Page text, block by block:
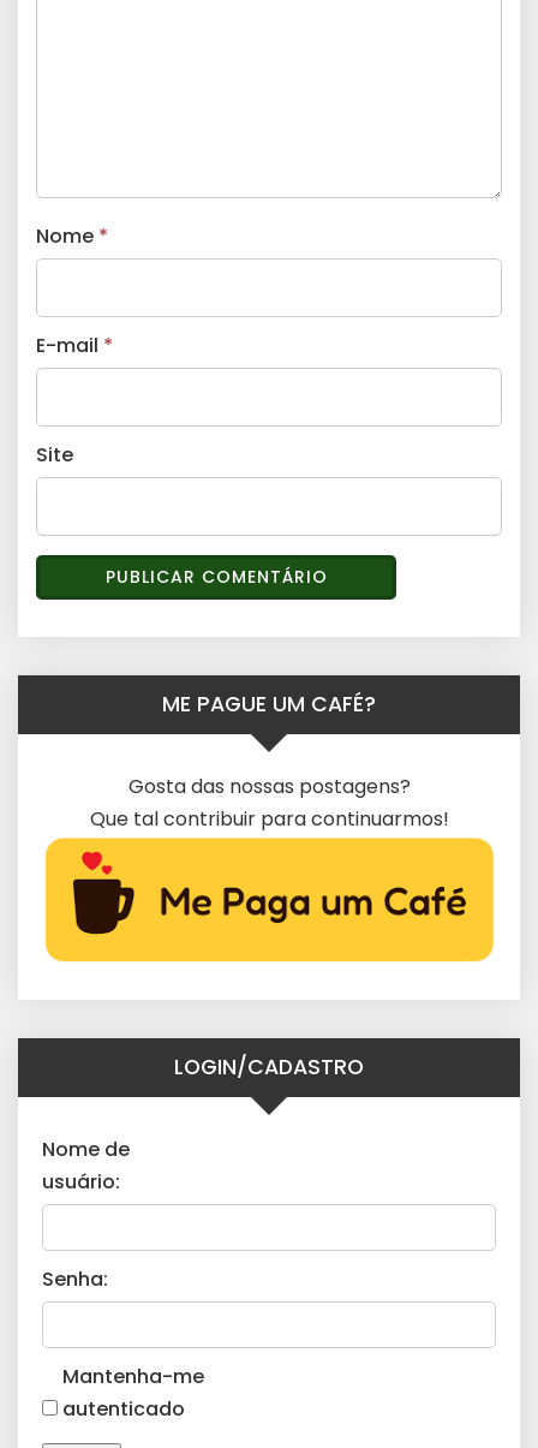
Nome *
E-mail *
Site
ME PAGUE UM CAFÉ?
Gosta das nossas postagens?
Que tal contribuir para continuarmos!
LOGIN/CADASTRO
Nome de
usuário:
Senha:
Mantenha-me
autenticado